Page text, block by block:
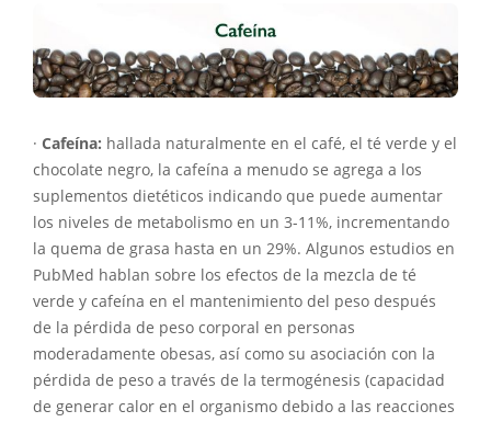
· Cafeína: hallada naturalmente en el café, el té verde y el
chocolate negro, la cafeína a menudo se agrega a los
suplementos dietéticos indicando que puede aumentar
los niveles de metabolismo en un 3-11%, incrementando
la quema de grasa hasta en un 29%. Algunos estudios en
PubMed hablan sobre los efectos de la mezcla de té
verde y cafeína en el mantenimiento del peso después
de la pérdida de peso corporal en personas
moderadamente obesas, así como su asociación con la
pérdida de peso a través de la termogénesis (capacidad
de generar calor en el organismo debido a las reacciones